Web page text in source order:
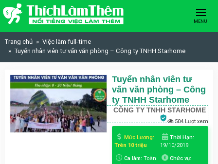
Skip to content
MENU
Trang chủ
Việc làm full-time
Tuyển nhân viên tư vấn văn phòng – Công ty TNHH Starhome
Tuyển nhân viên tư
vấn văn phòng – Công
ty TNHH Starhome
CÔNG TY TNHH STARHOME
504 Lượt xem
Mức Lương:
Trên 10 triệu
Thời Hạn:
19/10/2019
Ca làm: Toàn
Chức vụ: